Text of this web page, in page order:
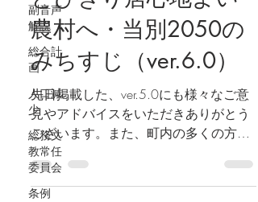
副音声
解説
総合計
画
人口減
少
総務文
教常任
委員会
条例
とびきり居心地よい
農村へ・当別2050の
みちすじ（ver.6.0）
先日掲載した、ver.5.0にも様々なご意
見やアドバイスをいただきありがとう
ございます。また、町内の多くの方に
ご協力いただきヒアリングした「こう